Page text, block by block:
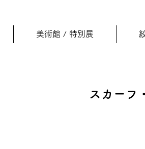
美術館 / 特別展
スカーフ